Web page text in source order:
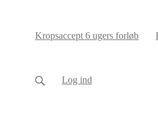
Kropsaccept 6 ugers forløb
Log ind